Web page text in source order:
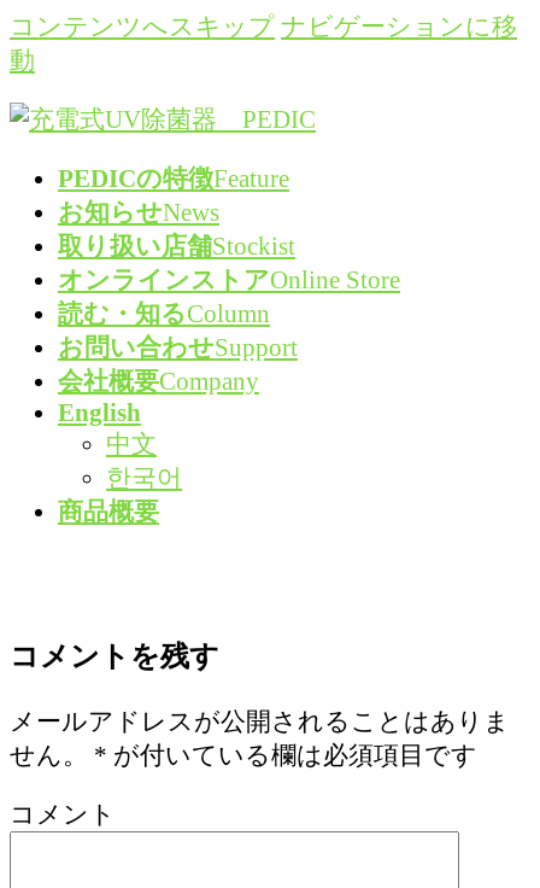
コンテンツへスキップ ナビゲーションに移
動
PEDICの特徴Feature
お知らせNews
取り扱い店舗Stockist
オンラインストアOnline Store
読む・知るColumn
お問い合わせSupport
会社概要Company
English
中文
한국어
商品概要
コメントを残す
メールアドレスが公開されることはありま
せん。
* が付いている欄は必須項目です
コメント